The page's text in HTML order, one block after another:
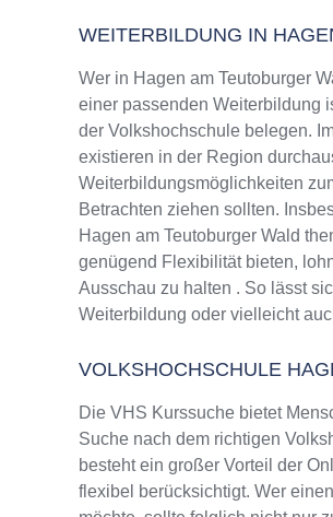
WEITERBILDUNG IN
Wer in Hagen am Teutoburger
einer passenden Weiterbildung
der Volkshochschule belegen.
existieren in der Region
Weiterbildungsmöglichkeiten
Betrachten ziehen sollten.
Hagen am Teutoburger Wald
genügend Flexibilität bieten,
Ausschau zu halten . So lässt
Weiterbildung oder vielleicht
VOLKSHOCHSCHULE
Die VHS Kurssuche bietet
Suche nach dem richtigen
besteht ein großer Vorteil der
flexibel berücksichtigt. Wer